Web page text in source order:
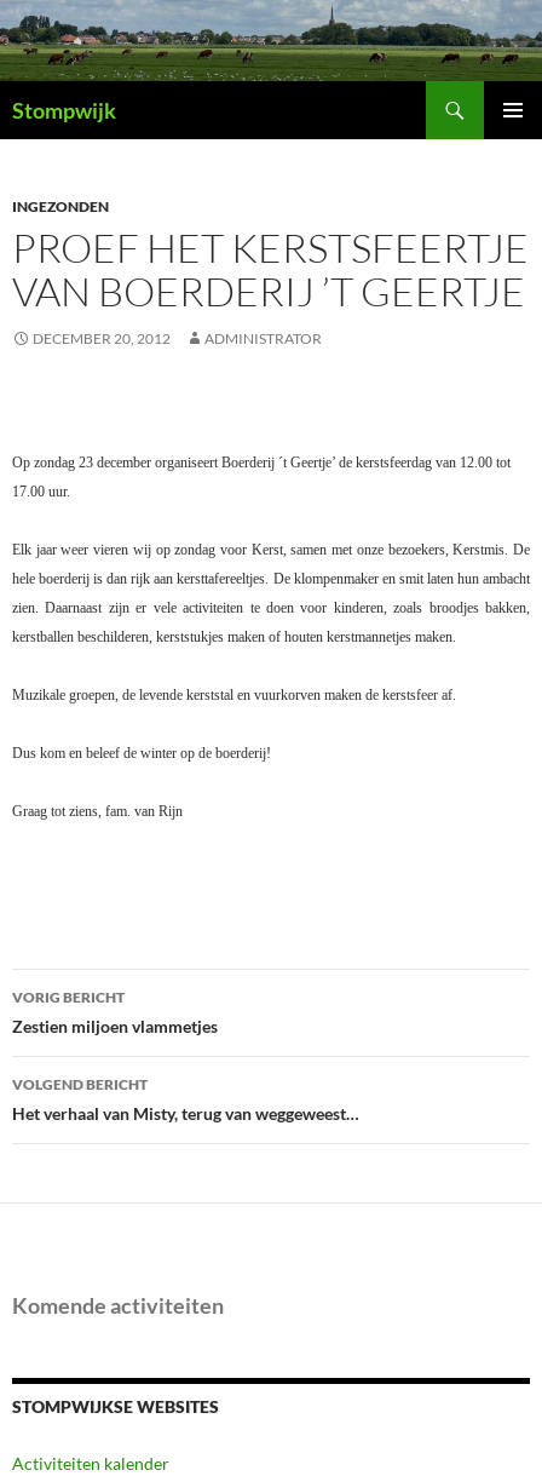
Ga
naar
de
inhoud
Stompwijk
INGEZONDEN
PROEF HET KERSTSFEERTJE
VAN BOERDERIJ ’T GEERTJE
DECEMBER 20, 2012 ADMINISTRATOR
Op zondag 23 december organiseert Boerderij ´t Geertje’ de kerstsfeerdag van 12.00 tot
17.00 uur.
Elk jaar weer vieren wij op zondag voor Kerst, samen met onze bezoekers, Kerstmis. De
hele boerderij is dan rijk aan kersttafereeltjes. De klompenmaker en smit laten hun ambacht
zien. Daarnaast zijn er vele activiteiten te doen voor kinderen, zoals broodjes bakken,
kerstballen beschilderen, kerststukjes maken of houten kerstmannetjes maken.
Muzikale groepen, de levende kerststal en vuurkorven maken de kerstsfeer af.
Dus kom en beleef de winter op de boerderij!
Graag tot ziens, fam. van Rijn
Bericht
navigatie
VORIG BERICHT
Zestien miljoen vlammetjes
VOLGEND BERICHT
Het verhaal van Misty, terug van weggeweest…
Komende activiteiten
STOMPWIJKSE WEBSITES
Activiteiten kalender